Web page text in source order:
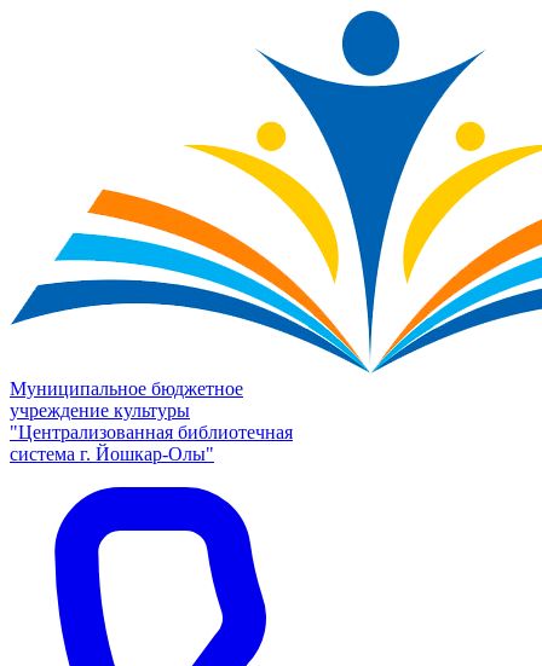
Муниципальное бюджетное
учреждение культуры
"Централизованная библиотечная
система г. Йошкар-Олы"